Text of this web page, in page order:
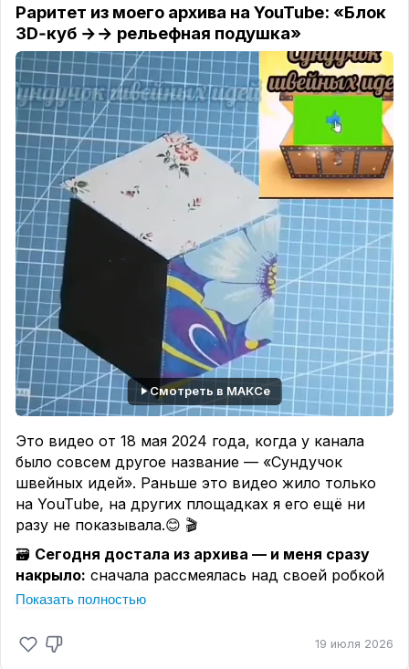
💡Секрет живого арбуза
— в фактуре
๑︎Берите не один зелёный, а сразу несколько
оттенков — пусть корка «дышит» переходами.
๑︎Для семечек используйте чёрный горошек на
ткани или нашейте мелкие чёрные лоскутки в
форме капелек, можно использовать вышивку —
найдите свою изюминку!
🍇
Займёт немного
времени, но эффект того стоит ✨
──────✿──────
Такие проекты — настоящий отдых. Сидишь,
режешь дольки из красного и розового, а руки
уже сами знают, что делать.🙌
Какой проект из подборки хотелось бы
повторить первым?Пишите в комментариях,
обсудим 🍉
#patchwork #лоскутнаяистория
#арбузноенастроение
Раритет из моего архива на YouTube: «Блок
3D‑куб →→ рельефная подушка»
Смотреть в МАКСе
Это видео от 18 мая 2024 года, когда у канала
было совсем другое название — «Сундучок
швейных идей». Раньше это видео жило только
на YouTube, на других площадках я его ещё ни
разу не показывала.😊 🎬
🗃️ Сегодня достала из архива — и меня сразу
накрыло: сначала рассмеялась над своей робкой
интонацией, над тем, как старалась всё
волнения было на десятерых. 😄
Показать полностью
19 июля 2026